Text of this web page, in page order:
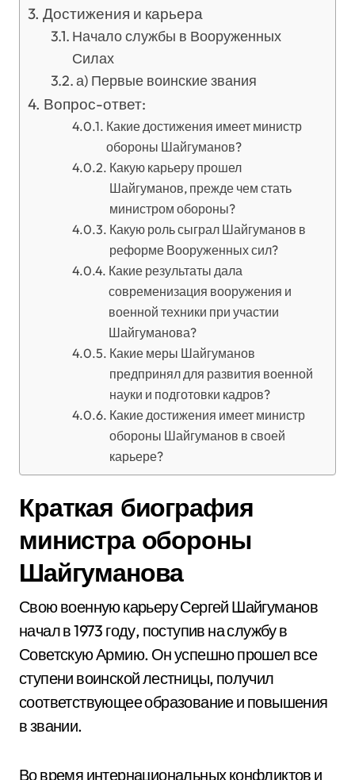
Достижения и карьера
Начало службы в Вооруженных
Силах
а) Первые воинские звания
Вопрос-ответ:
Какие достижения имеет министр
обороны Шайгуманов?
Какую карьеру прошел
Шайгуманов, прежде чем стать
министром обороны?
Какую роль сыграл Шайгуманов в
реформе Вооруженных сил?
Какие результаты дала
современизация вооружения и
военной техники при участии
Шайгуманова?
Какие меры Шайгуманов
предпринял для развития военной
науки и подготовки кадров?
Какие достижения имеет министр
обороны Шайгуманов в своей
карьере?
Краткая биография
министра обороны
Шайгуманова
Свою военную карьеру Сергей Шайгуманов
начал в 1973 году, поступив на службу в
Советскую Армию. Он успешно прошел все
ступени воинской лестницы, получил
соответствующее образование и повышения
в звании.
Во время интернациональных конфликтов и